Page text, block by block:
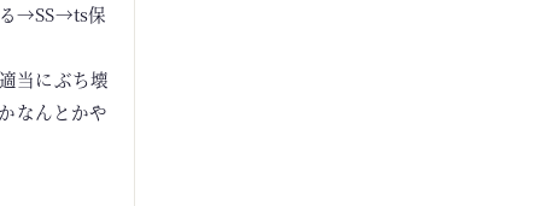
→SS→ts保
当にぶち壊
なんとかや